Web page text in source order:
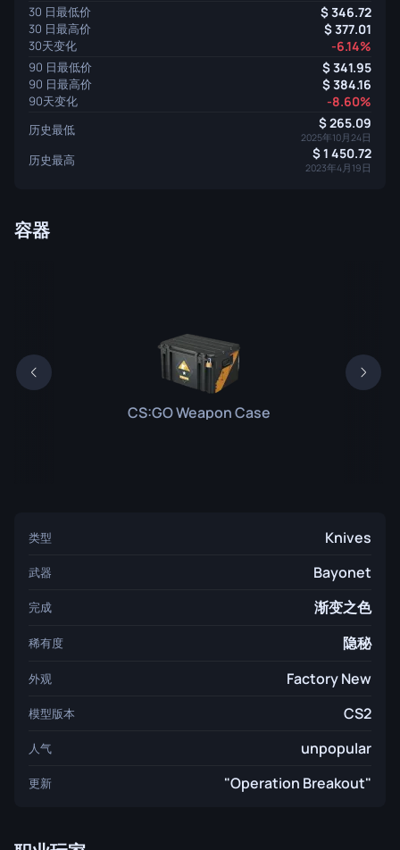
30 日最低价 346.72
30 日最高价 377.01
30天变化 -6.14%
90 日最低价 341.95
90 日最高价 384.16
90天变化 -8.60%
历史最低 265.09
2025年10月24日
历史最高 1 450.72
2023年4月19日
容器
CS:GO Weapon Case
类型 Knives
武器 Bayonet
完成 渐变之色
稀有度 隐秘
外观 Factory New
模型版本 CS2
人气 unpopular
更新 "Operation Breakout"